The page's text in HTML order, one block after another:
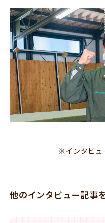
※インタビュ
他のインタビュー記事